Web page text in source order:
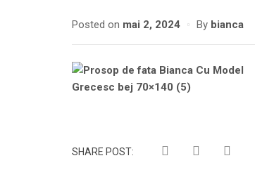
Posted on mai 2, 2024 By bianca
SHARE POST: